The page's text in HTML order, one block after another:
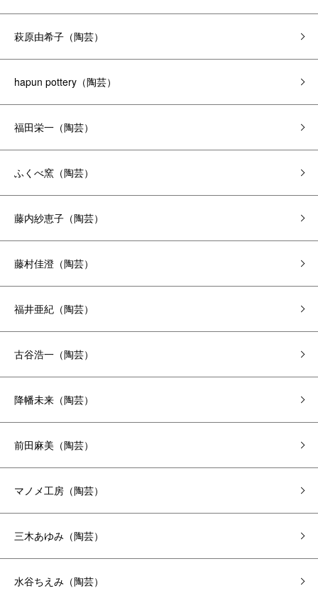
萩原由希子（陶芸）
hapun pottery（陶芸）
福田栄一（陶芸）
ふくべ窯（陶芸）
藤内紗恵子（陶芸）
藤村佳澄（陶芸）
福井亜紀（陶芸）
古谷浩一（陶芸）
降幡未来（陶芸）
前田麻美（陶芸）
マノメ工房（陶芸）
三木あゆみ（陶芸）
水谷ちえみ（陶芸）